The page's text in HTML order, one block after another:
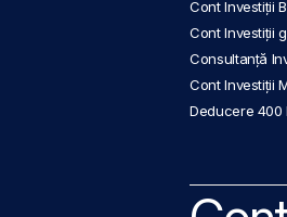
Cont Investiții
Cont Investiții
Consultanță
Cont Investiții
Deducere 400